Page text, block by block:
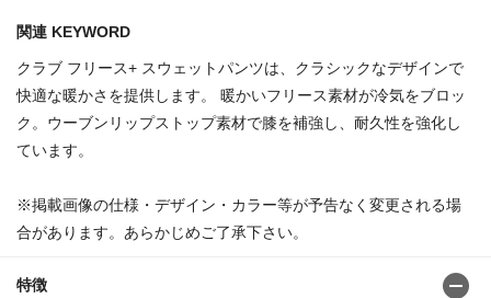
関連 KEYWORD
クラブ フリース+ スウェットパンツは、クラシックなデザインで
快適な暖かさを提供します。 暖かいフリース素材が冷気をブロッ
ク。ウーブンリップストップ素材で膝を補強し、耐久性を強化し
ています。
※掲載画像の仕様・デザイン・カラー等が予告なく変更される場
合があります。あらかじめご了承下さい。
特徴